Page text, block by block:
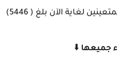
لغاية الآن بلغ ( 5446)
جميعها ⬇️